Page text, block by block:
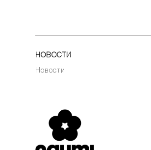
НОВОСТИ
Новости